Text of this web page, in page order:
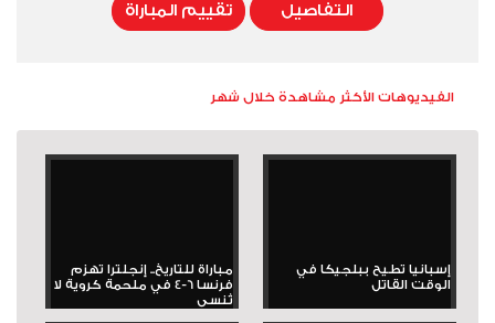
التفاصيل تقييم المباراة
الفيديوهات الأكثر مشاهدة خلال شهر
إسبانيا تطيح ببلجيكا في
الوقت القاتل
مباراة للتاريخ.. إنجلترا تهزم
فرنسا 6-4 في ملحمة كروية لا
تُنسى